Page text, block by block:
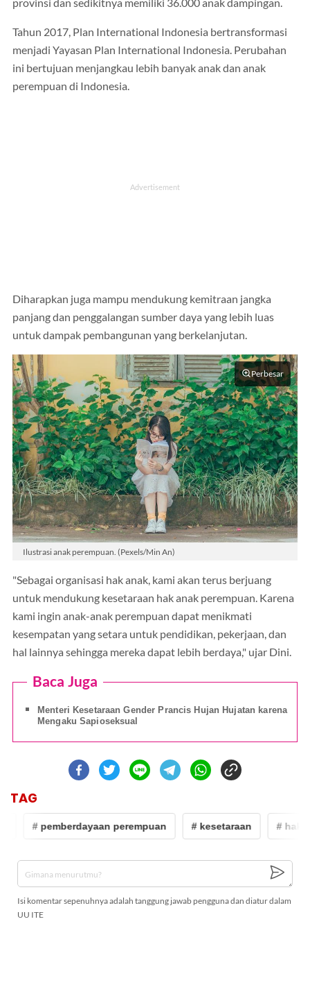
provinsi dan sedikitnya memiliki 36.000 anak dampingan.
Tahun 2017, Plan International Indonesia bertransformasi
menjadi Yayasan Plan International Indonesia. Perubahan
ini bertujuan menjangkau lebih banyak anak dan anak
perempuan di Indonesia.
Diharapkan juga mampu mendukung kemitraan jangka
panjang dan penggalangan sumber daya yang lebih luas
untuk dampak pembangunan yang berkelanjutan.
Perbesar
Ilustrasi anak perempuan. (Pexels/Min An)
"Sebagai organisasi hak anak, kami akan terus berjuang
untuk mendukung kesetaraan hak anak perempuan. Karena
kami ingin anak-anak perempuan dapat menikmati
kesempatan yang setara untuk pendidikan, pekerjaan, dan
hal lainnya sehingga mereka dapat lebih berdaya," ujar Dini.
Baca Juga
Menteri Kesetaraan Gender Prancis Hujan Hujatan karena
Mengaku Sapioseksual
TAG
# pemberdayaan perempuan # kesetaraan # hak
Isi komentar sepenuhnya adalah tanggung jawab pengguna dan diatur dalam
UU ITE